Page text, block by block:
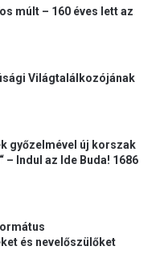
múlt – 160 éves lett az
Világtalálkozójának
győzelmével új korszak
Indul az Ide Buda! 1686
és nevelőszülőket